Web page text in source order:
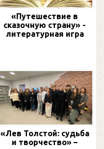
«Путешествие в
сказочную страну» -
литературная игра
«Лев Толстой: судьба
и творчество» –